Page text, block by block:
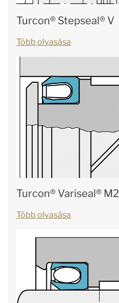
Turcon® Stepseal® V
Több olvasása
Turcon® Variseal® M2
Több olvasása